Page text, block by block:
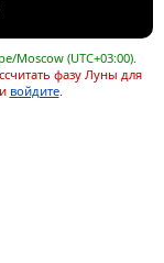
Moscow (UTC+03:00).
фазу Луны для
войдите.